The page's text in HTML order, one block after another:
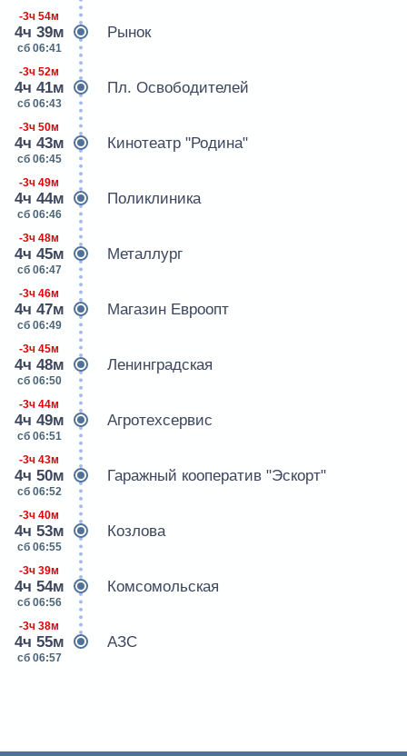
-3ч 54м
4ч 39м
сб 06:41
Рынок
-3ч 52м
4ч 41м
сб 06:43
Пл. Освободителей
-3ч 50м
4ч 43м
сб 06:45
Кинотеатр "Родина"
-3ч 49м
4ч 44м
сб 06:46
Поликлиника
-3ч 48м
4ч 45м
сб 06:47
Металлург
-3ч 46м
4ч 47м
сб 06:49
Магазин Евроопт
-3ч 45м
4ч 48м
сб 06:50
Ленинградская
-3ч 44м
4ч 49м
сб 06:51
Агротехсервис
-3ч 43м
4ч 50м
сб 06:52
Гаражный кооператив "Эскорт"
-3ч 40м
4ч 53м
сб 06:55
Козлова
-3ч 39м
4ч 54м
сб 06:56
Комсомольская
-3ч 38м
4ч 55м
сб 06:57
АЗС